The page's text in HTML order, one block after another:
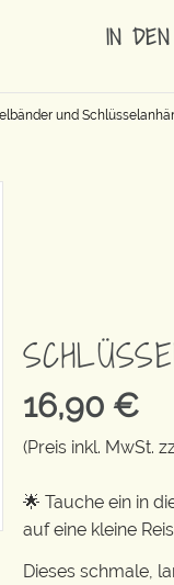
IN
und
16,90 €
(Preis inkl. MwSt.
🌟 Tauche ein in
auf eine kleine
Dieses schmale,